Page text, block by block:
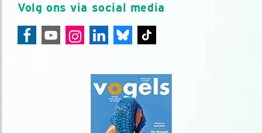
Volg ons via social media